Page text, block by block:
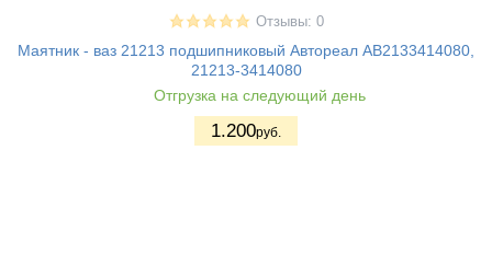
Отзывы: 0
Маятник - ваз 21213 подшипниковый Автореал AB2133414080,
21213-3414080
Отгрузка на следующий день
1.200руб.